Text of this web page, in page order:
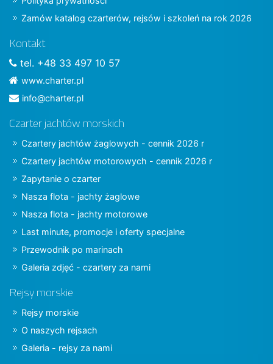
Zamów katalog czarterów, rejsów i szkoleń na rok 2026
Kontakt
tel. +48 33 497 10 57
www.charter.pl
info@charter.pl
Czarter jachtów morskich
Czartery jachtów żaglowych - cennik 2026 r
Czartery jachtów motorowych - cennik 2026 r
Zapytanie o czarter
Nasza flota - jachty żaglowe
Nasza flota - jachty motorowe
Last minute, promocje i oferty specjalne
Przewodnik po marinach
Galeria zdjęć - czartery za nami
Rejsy morskie
Rejsy morskie
O naszych rejsach
Galeria - rejsy za nami